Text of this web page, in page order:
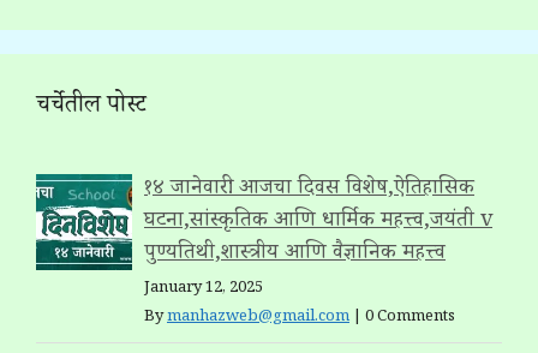
चर्चेतील पोस्ट
१४ जानेवारी: आजचा दिवस विशेष,ऐतिहासिक
घटना,सांस्कृतिक आणि धार्मिक महत्त्व,जयंती v
पुण्यतिथी,शास्त्रीय आणि वैज्ञानिक महत्त्व
January 12, 2025
Bymanhazweb@gmail.com | 0 Comments